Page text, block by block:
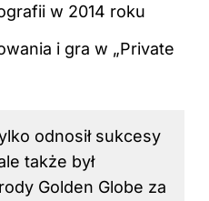
w 2014 roku
i gra w „Private
odnosił sukcesy
także był
Golden Globe za